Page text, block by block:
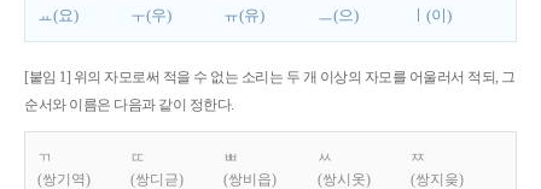
ㅛ(요)
ㅜ(우) ㅠ(유) ㅡ(으) ㅣ(이)
[붙임 1] 위의 자모로써 적을 수 없는 소리는 두 개 이상의 자모를 어울러서 적되, 그
순서와 이름은 다음과 같이 정한다.
ㄲ
(쌍기역)
ㄸ
(쌍디귿)
ㅃ
(쌍비읍)
ㅆ
(쌍시옷)
ㅉ
(쌍지읒)